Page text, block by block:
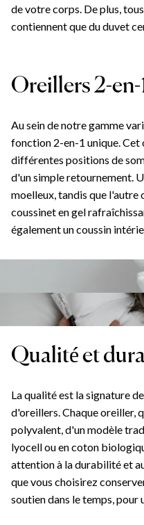
de votre corps. De plus,
contiennent que du duvet
particulièrement bénéfique
chauds ou pour les
bienfaits de la respirabilité
hypoallergéniques, ce qui
sensibles ou les personnes
également un choix durable
pour les consommateurs
Oreillers 2-
Au sein de notre gamme
fonction 2-en-1 unique. Cet
différentes positions de
d'un simple retournement.
moelleux, tandis que l'autre
coussinet en gel
également un coussin
Qualité et
La qualité est la signature
d'oreillers. Chaque oreiller,
polyvalent, d'un modèle
lyocell ou en coton
attention à la durabilité et
que vous choisirez
soutien dans le temps,